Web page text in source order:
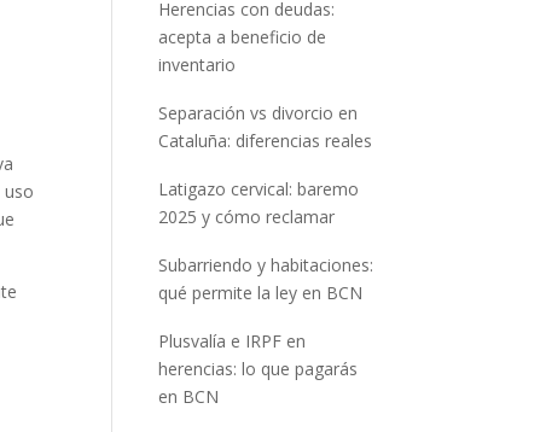
uso
Herencias con deudas:
acepta a beneficio de
inventario
Separación vs divorcio en
Cataluña: diferencias reales
Latigazo cervical: baremo
2025 y cómo reclamar
Subarriendo y habitaciones:
qué permite la ley en BCN
Plusvalía e IRPF en
herencias: lo que pagarás
en BCN